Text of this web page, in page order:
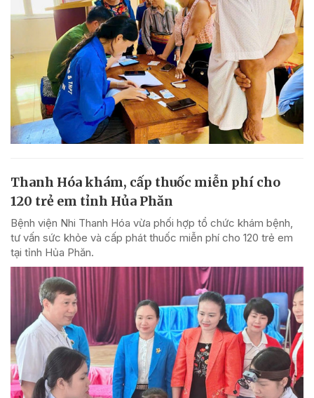
Thanh Hóa khám, cấp thuốc miễn phí cho
120 trẻ em tỉnh Hủa Phăn
Bệnh viện Nhi Thanh Hóa vừa phối hợp tổ chức khám bệnh,
tư vấn sức khỏe và cấp phát thuốc miễn phí cho 120 trẻ em
tại tỉnh Hủa Phăn.